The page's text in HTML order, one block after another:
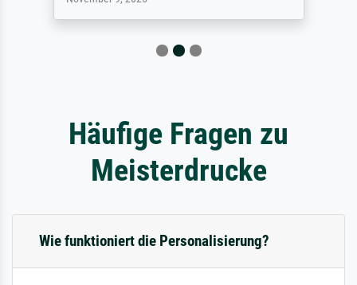
Häufige Fragen zu
Meisterdrucke
Wie funktioniert die Personalisierung?